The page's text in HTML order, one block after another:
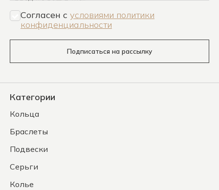
Согласен c условиями политики
конфиденциальности
Подписаться на рассылку
Категории
Кольца
Браслеты
Подвески
Серьги
Колье